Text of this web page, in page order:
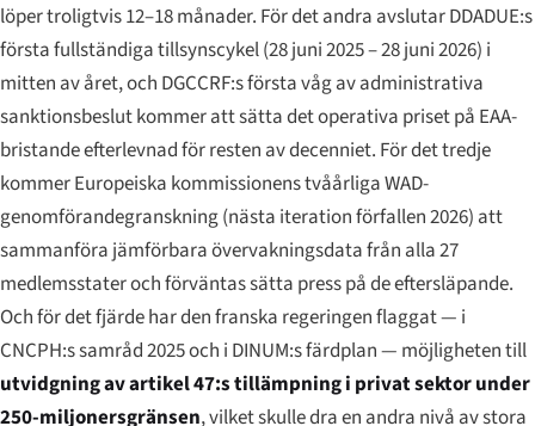
löper troligtvis 12–18 månader. För det andra avslutar DDADUE:s
första fullständiga tillsynscykel (28 juni 2025 – 28 juni 2026) i
mitten av året, och DGCCRF:s första våg av administrativa
sanktionsbeslut kommer att sätta det operativa priset på EAA-
bristande efterlevnad för resten av decenniet. För det tredje
kommer Europeiska kommissionens tvåårliga WAD-
genomförandegranskning (nästa iteration förfallen 2026) att
sammanföra jämförbara övervakningsdata från alla 27
medlemsstater och förväntas sätta press på de eftersläpande.
Och för det fjärde har den franska regeringen flaggat — i
CNCPH:s samråd 2025 och i DINUM:s färdplan — möjligheten till
utvidgning av artikel 47:s tillämpning i privat sektor under
250-miljonersgränsen, vilket skulle dra en andra nivå av stora